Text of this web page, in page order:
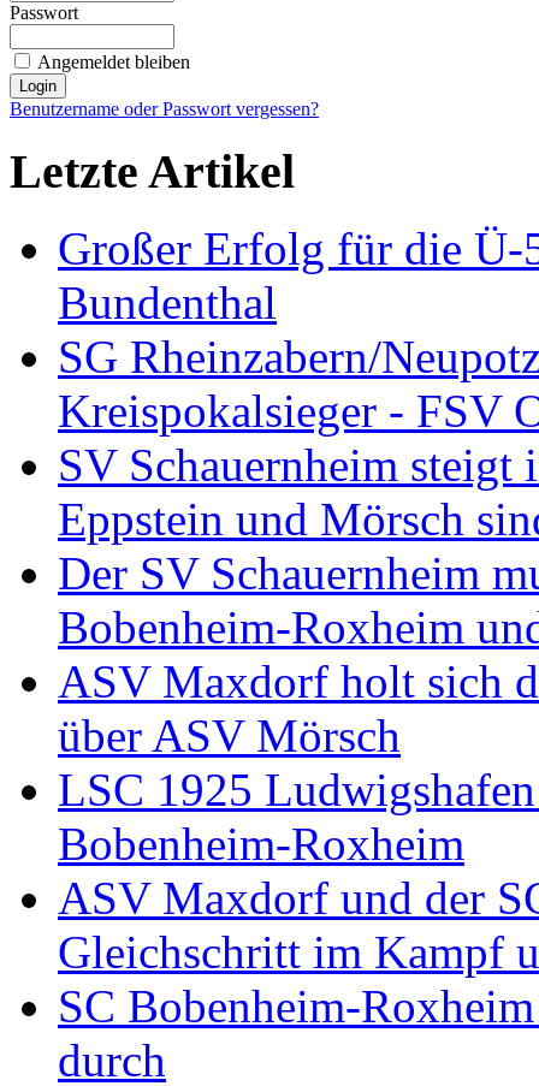
Passwort
Angemeldet bleiben
Benutzername oder Passwort vergessen?
Letzte Artikel
Großer Erfolg für die Ü-
Bundenthal
SG Rheinzabern/
Kreispokalsieger - FSV
SV Schauernheim steigt
Eppstein und Mörsch
Der SV Schauernheim
Bobenheim-Roxheim
ASV Maxdorf holt sich
über ASV Mörsch
LSC 1925
Bobenheim-Roxheim
ASV Maxdorf und der
Gleichschritt im Kampf
SC Bobenheim-
durch